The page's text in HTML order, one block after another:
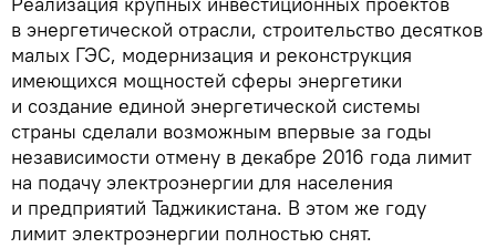
в энергетической отрасли, строительство десятков
малых ГЭС, модернизация и реконструкция
имеющихся мощностей сферы энергетики
и создание единой энергетической системы
страны сделали возможным впервые за годы
независимости отмену в декабре 2016 года лимит
на подачу электроэнергии для населения
и предприятий Таджикистана. В этом же году
лимит электроэнергии полностью снят.